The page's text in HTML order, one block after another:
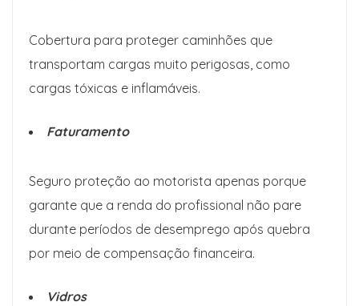
Cobertura para proteger caminhões que
transportam cargas muito perigosas, como
cargas tóxicas e inflamáveis.
Faturamento
Seguro proteção ao motorista apenas porque
garante que a renda do profissional não pare
durante períodos de desemprego após quebra
por meio de compensação financeira.
Vidros